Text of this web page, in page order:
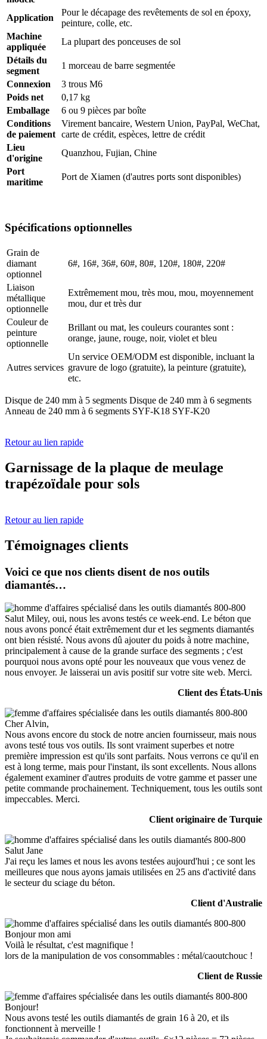
Application
Pour le décapage des revêtements de sol en époxy,
peinture, colle, etc.
Machine
appliquée
La plupart des ponceuses de sol
Détails du
segment
1 morceau de barre segmentée
Connexion
3 trous M6
Poids net
0,17 kg
Emballage
6 ou 9 pièces par boîte
Conditions
de paiement
Virement bancaire, Western Union, PayPal, WeChat,
carte de crédit, espèces, lettre de crédit
Lieu
d'origine
Quanzhou, Fujian, Chine
Port
maritime
Port de Xiamen (d'autres ports sont disponibles)
Spécifications optionnelles
Grain de
diamant
optionnel
6#, 16#, 36#, 60#, 80#, 120#, 180#, 220#
Liaison
métallique
optionnelle
Extrêmement mou, très mou, mou, moyennement
mou, dur et très dur
Couleur de
peinture
optionnelle
Brillant ou mat, les couleurs courantes sont :
orange, jaune, rouge, noir, violet et bleu
Autres services
Un service OEM/ODM est disponible, incluant la
gravure de logo (gratuite), la peinture (gratuite),
etc.
Disque de 240 mm à 5 segments Disque de 240 mm à 6 segments
Anneau de 240 mm à 6 segments SYF-K18 SYF-K20
Retour au lien rapide
Garnissage de la plaque de meulage
trapézoïdale pour sols
Retour au lien rapide
Témoignages clients
Voici ce que nos clients disent de nos outils
diamantés…
Salut Miley, oui, nous les avons testés ce week-end. Le béton que
nous avons poncé était extrêmement dur et les segments diamantés
ont bien résisté. Nous avons dû ajouter du poids à notre machine,
principalement à cause de la grande surface des segments ; c'est
pourquoi nous avons opté pour les nouveaux que vous venez de
nous envoyer. Je laisserai un avis positif sur votre site web. Merci.
Client des États-Unis
Cher Alvin,
Nous avons encore du stock de notre ancien fournisseur, mais nous
avons testé tous vos outils. Ils sont vraiment superbes et notre
première impression est qu'ils sont parfaits. Nous verrons ce qu'il en
est à long terme, mais pour l'instant, ils sont excellents. Nous allons
également examiner d'autres produits de votre gamme et passer une
petite commande prochainement. Techniquement, tous les outils sont
impeccables. Merci.
Client originaire de Turquie
Salut Jane
J'ai reçu les lames et nous les avons testées aujourd'hui ; ce sont les
meilleures que nous ayons jamais utilisées en 25 ans d'activité dans
le secteur du sciage du béton.
Client d'Australie
Bonjour mon ami
Voilà le résultat, c'est magnifique !
lors de la manipulation de vos consommables : métal/caoutchouc !
Client de Russie
Bonjour!
Nous avons testé les outils diamantés de grain 16 à 20, et ils
fonctionnent à merveille !